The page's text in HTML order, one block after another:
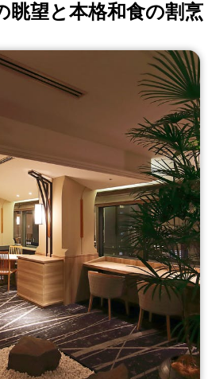
眺望と本格和食の割烹